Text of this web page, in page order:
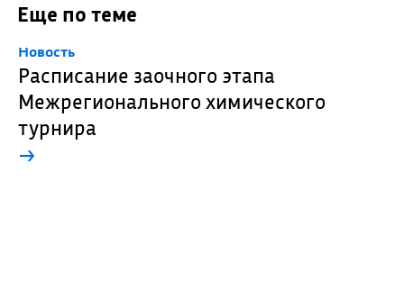
Еще по теме
Новость
Расписание заочного этапа
Межрегионального химического
турнира
→